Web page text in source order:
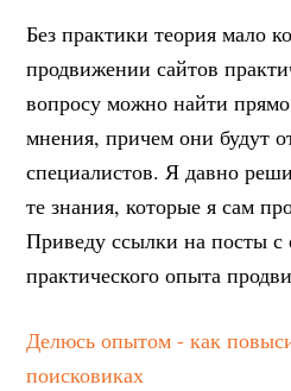
Без практики теория мало
продвижении сайтов
вопросу можно найти
мнения, причем они будут
специалистов. Я давно
те знания, которые я сам
Приведу ссылки на посты с
практического опыта
Делюсь опытом - как
поисковиках